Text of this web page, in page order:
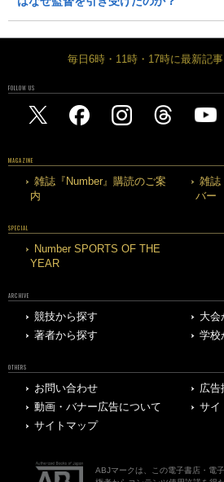
毎日6時・11時・17時に最新記
FOLLOW US
MAGAZINE
雑誌『Number』購読のご案
内
雑誌
バー
SPECIAL
Number SPORTS OF THE
YEAR
ARCHIVE
競技から探す
大会
著者から探す
学校
OTHERS
お問い合わせ
広告
動画・バナー広告について
サイ
サイトマップ
ABJマークは、この電子書店・電